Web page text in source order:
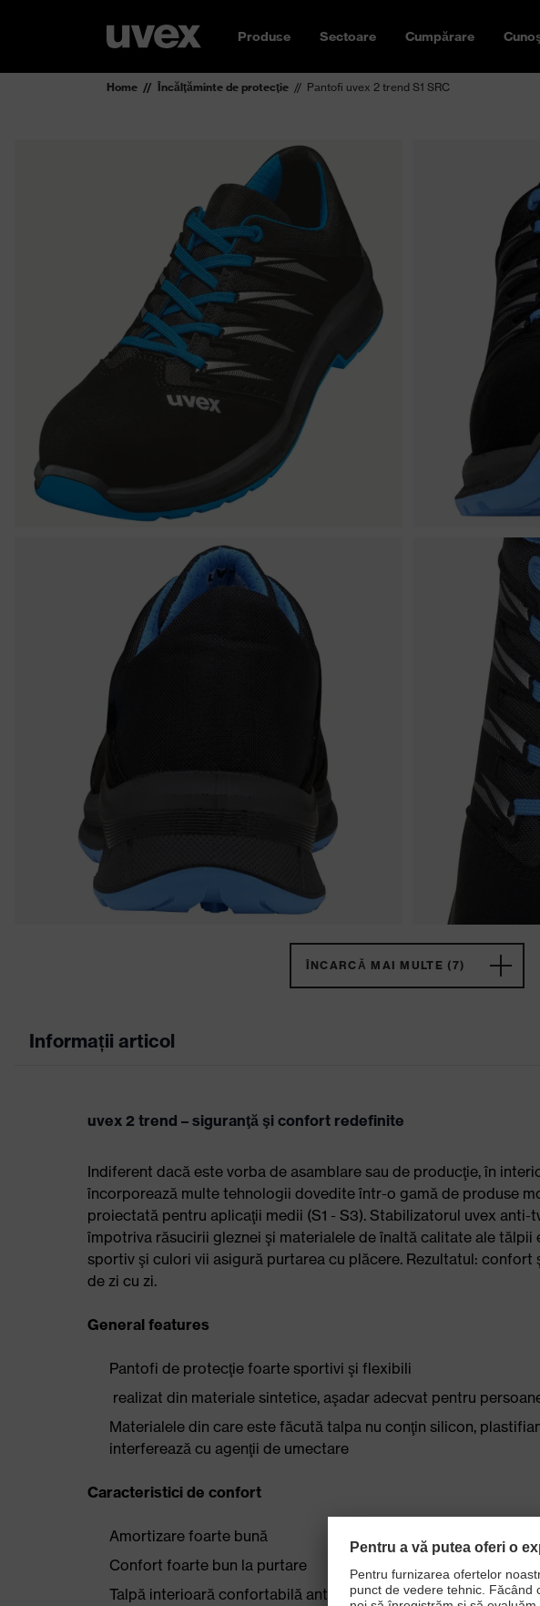
Produse Sectoare Cumpărare
Home Încălţăminte de protecţie Pantofi uvex 2 trend S1 SRC
ÎNCARCĂ MAI MULTE (7)
Informații articol
uvex 2 trend – siguranţă şi confort redefinite
Indiferent dacă este vorba de asamblare sau de producţie, în
încorporează multe tehnologii dovedite într-o gamă de produse
proiectată pentru aplicaţii medii (S1 - S3). Stabilizatorul uvex
împotriva răsucirii gleznei şi materialele de înaltă calitate ale tălpii
sportiv şi culori vii asigură purtarea cu plăcere. Rezultatul: confort
de zi cu zi.
General features
Pantofi de protecţie foarte sportivi şi flexibili
realizat din materiale sintetice, aşadar adecvat pentru
Materialele din care este făcută talpa nu conţin silicon,
interferează cu agenţii de umectare
Caracteristici de confort
Amortizare foarte bună
Confort foarte bun la purtare
Talpă interioară confortabilă antistatică detaşabilă cu sistem